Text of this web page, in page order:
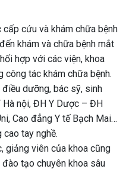
cấp cứu và khám chữa bệnh
khám và chữa bệnh mắt
hợp với các viện, khoa
công tác khám chữa bệnh.
dưỡng, bác sỹ, sinh
nội, ĐH Y Dược – ĐH
Cao đẳng Y tế Bạch Mai…
tay nghề.
giảng viên của khoa cũng
tạo chuyên khoa sâu